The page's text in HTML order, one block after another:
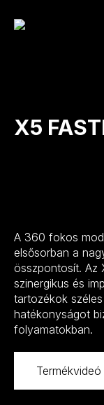
X5
A 360 fokos
elsősorban a
összpontosít. Az
szinergikus és
tartozékok
hatékonyságot
folyamatokban.
Termékvideó